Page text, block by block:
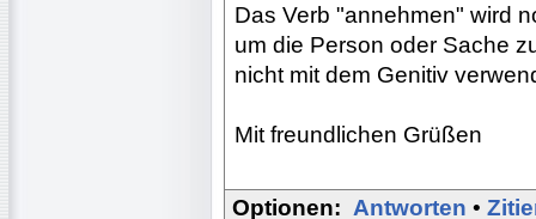
Das Verb "annehmen" wird
um die Person oder Sache
nicht mit dem Genitiv
Mit freundlichen Grüßen
Optionen: Antworten •